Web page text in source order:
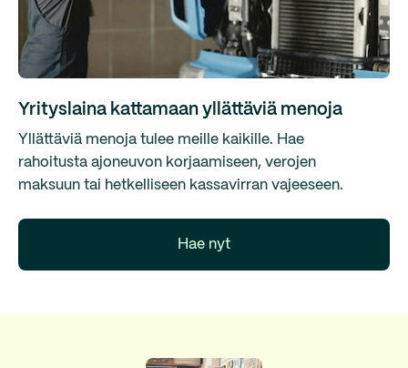
Yrityslaina kattamaan yllättäviä menoja
Yllättäviä menoja tulee meille kaikille. Hae
rahoitusta ajoneuvon korjaamiseen, verojen
maksuun tai hetkelliseen kassavirran vajeeseen.
Hae nyt